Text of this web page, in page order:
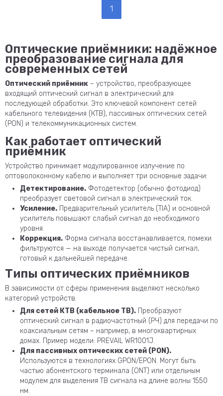
1
Оптические приёмники: надёжное
преобразование сигнала для
современных сетей
Оптический приёмник – устройство, преобразующее
входящий оптический сигнал в электрический для
последующей обработки. Это ключевой компонент сетей
кабельного телевидения (КТВ), пассивных оптических сетей
(PON) и телекоммуникационных систем.
Как работает оптический
приёмник
Устройство принимает модулированное излучение по
оптоволоконному кабелю и выполняет три основные задачи:
Детектирование. Фотодетектор (обычно фотодиод)
преобразует световой сигнал в электрический ток.
Усиление. Предварительный усилитель (TIA) и основной
усилитель повышают слабый сигнал до необходимого
уровня.
Коррекция. Форма сигнала восстанавливается, помехи
фильтруются — на выходе получается чистый сигнал,
готовый к дальнейшей передаче.
Типы оптических приёмников
В зависимости от сферы применения выделяют несколько
категорий устройств:
Для сетей КТВ (кабельное ТВ). Преобразуют
оптический сигнал в радиочастотный (РЧ) для передачи по
коаксиальным сетям – например, в многоквартирных
домах. Пример модели: PREVAIL WR1001J.
Для пассивных оптических сетей (PON).
Используются в технологиях GPON/EPON. Могут быть
частью абонентского терминала (ONT) или отдельным
модулем для выделения ТВ сигнала на длине волны 1550
нм.